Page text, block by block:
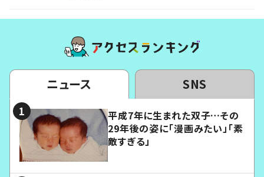
ニュース SNS
平成7年に生まれた双子…その
29年後の姿に「漫画みたい」「素
敵すぎる」